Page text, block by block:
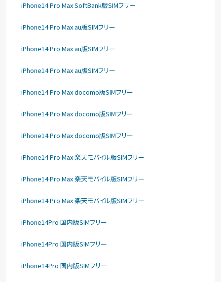
iPhone14 Pro Max SoftBank版SIMフリー
iPhone14 Pro Max au版SIMフリー
iPhone14 Pro Max au版SIMフリー
iPhone14 Pro Max au版SIMフリー
iPhone14 Pro Max docomo版SIMフリー
iPhone14 Pro Max docomo版SIMフリー
iPhone14 Pro Max docomo版SIMフリー
iPhone14 Pro Max 楽天モバイル版SIMフリー
iPhone14 Pro Max 楽天モバイル版SIMフリー
iPhone14 Pro Max 楽天モバイル版SIMフリー
iPhone14Pro 国内版SIMフリー
iPhone14Pro 国内版SIMフリー
iPhone14Pro 国内版SIMフリー